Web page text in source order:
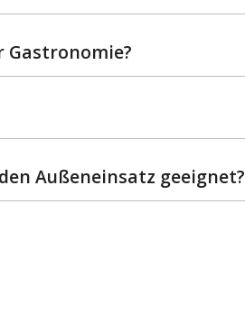
Gastronomie?
Außeneinsatz geeignet?